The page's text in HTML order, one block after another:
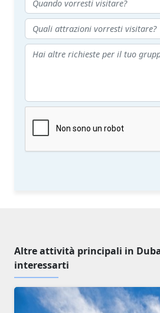
Altre attività principali in
interessarti